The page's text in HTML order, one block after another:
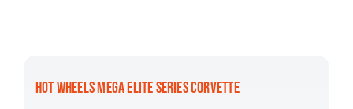
HOT WHEELS MEGA ELITE SERIES CORVETTE